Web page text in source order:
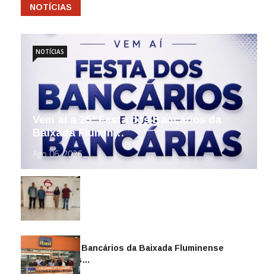
NOTÍCIAS
Vem aí a 25ª Festa dos Bancários da
Baixada Flumin…
Ago 06, 2026
NOTÍCIAS
Sindicato dos Bancários da Baixada Fluminense
reintegra mais…